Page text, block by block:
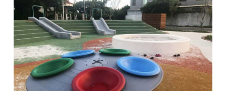
討論區
聯絡我們
APP下載